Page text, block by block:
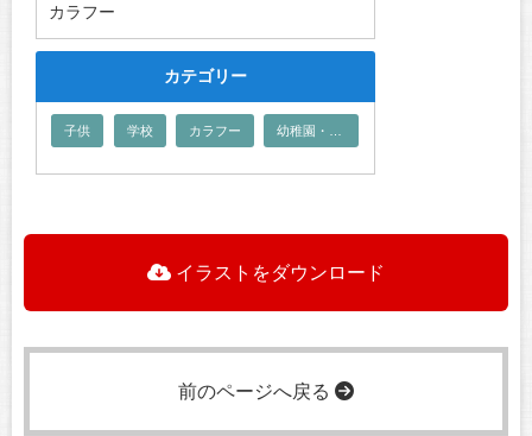
カラフー
カテゴリー
子供 学校 カラフー
イラストをダウンロード
前のページへ戻る